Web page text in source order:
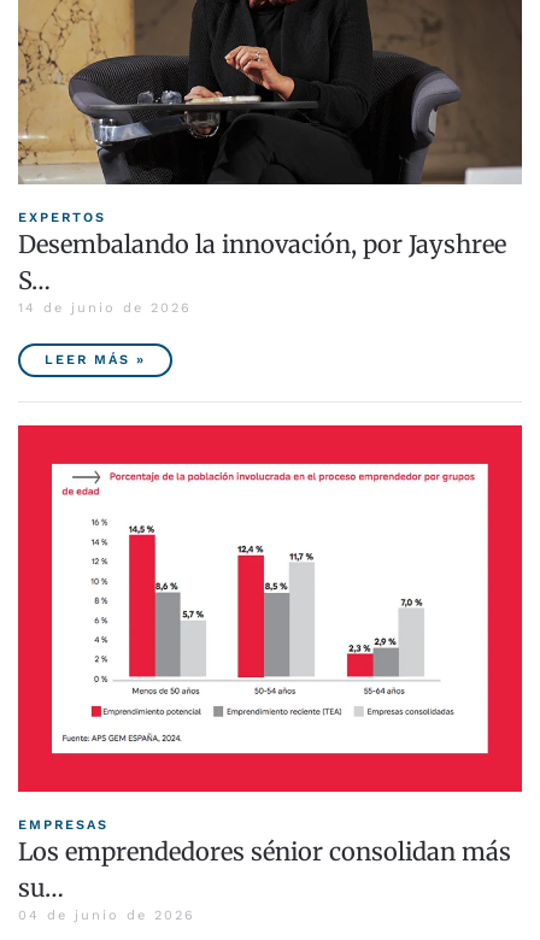
EXPERTOS
Desembalando la innovación, por Jayshree
S…
14 de junio de 2026
LEER MÁS »
EMPRESAS
Los emprendedores sénior consolidan más
su…
04 de junio de 2026